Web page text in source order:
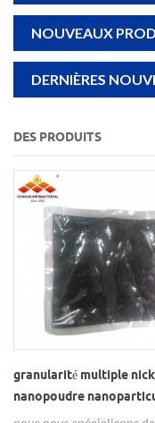
NOUVEAUX
DERNIÈRES
DES PRODUITS
granularité multiple
nanopoudre
nickel utilisé pour pile à